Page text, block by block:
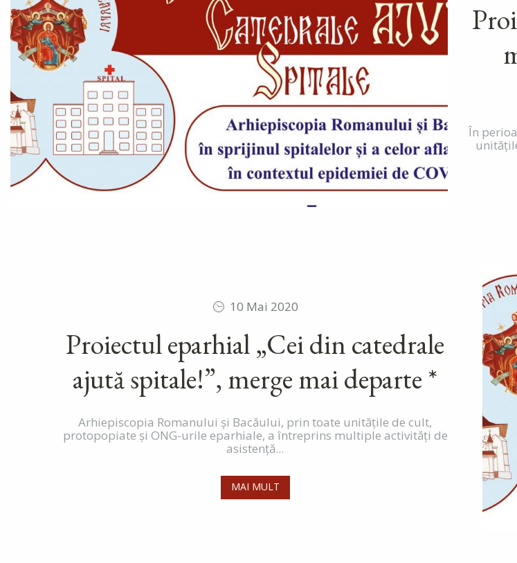
În
10 Mai 2020
Proiectul eparhial „Cei din catedrale
ajută spitale!”, merge mai departe *
Arhiepiscopia Romanului și Bacăului, prin toate unitățile de cult,
protopopiate și ONG-urile eparhiale, a întreprins multiple activități de
asistență...
MAI MULT